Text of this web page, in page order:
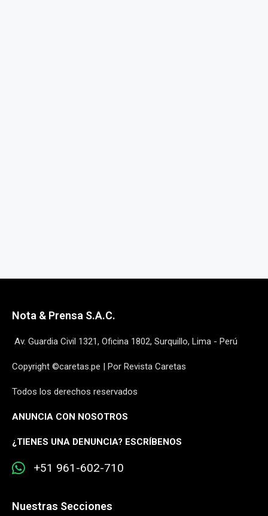
Nota & Prensa S.A.C.
Av. Guardia Civil 1321, Oficina 1802, Surquillo, Lima - Perú
Copyright ©caretas.pe | Por Revista Caretas
Todos los derechos reservados
ANUNCIA CON NOSOTROS
¿TIENES UNA DENUNCIA? ESCRÍBENOS
+51 961-602-710
Nuestras Secciones